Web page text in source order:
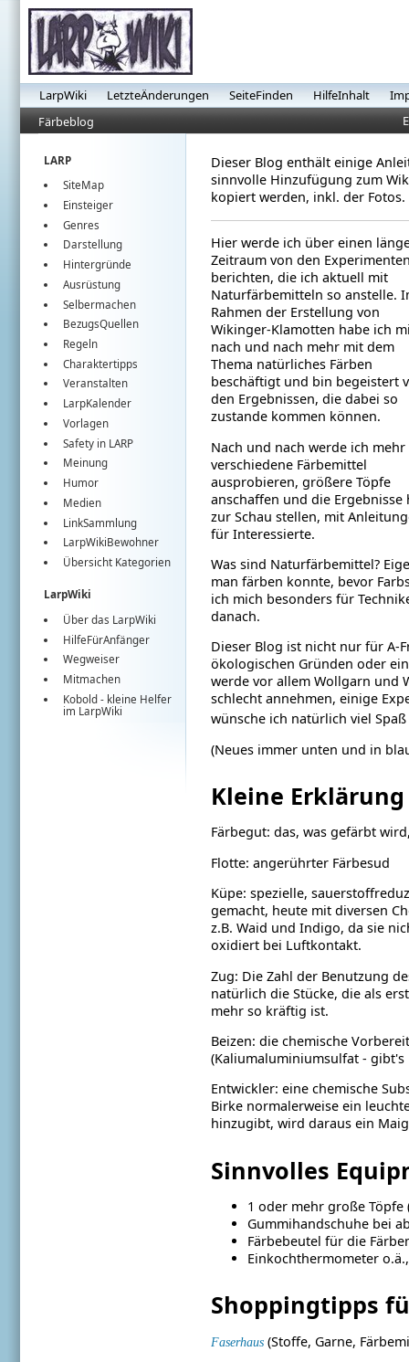
LarpWiki LetzteÄnderungen SeiteFinden HilfeInhalt
Färbeblog
LARP
SiteMap
Einsteiger
Genres
Darstellung
Hintergründe
Ausrüstung
Selbermachen
BezugsQuellen
Regeln
Charaktertipps
Veranstalten
LarpKalender
Vorlagen
Safety in LARP
Meinung
Humor
Medien
LinkSammlung
LarpWikiBewohner
Übersicht Kategorien
LarpWiki
Über das LarpWiki
HilfeFürAnfänger
Wegweiser
Mitmachen
Kobold - kleine Helfer
im LarpWiki
Dieser Blog enthält einige
sinnvolle Hinzufügung zum
kopiert werden, inkl. der Fotos.
Hier werde ich über einen
Zeitraum von den
berichten, die ich aktuell mit
Naturfärbemitteln so anstelle.
Rahmen der Erstellung von
Wikinger-Klamotten habe ich
nach und nach mehr mit dem
Thema natürliches Färben
beschäftigt und bin begeistert
den Ergebnissen, die dabei so
zustande kommen können.
Nach und nach werde ich
verschiedene Färbemittel
ausprobieren, größere Töpfe
anschaffen und die Ergebnisse
zur Schau stellen, mit
für Interessierte.
Was sind Naturfärbemittel?
man färben konnte, bevor
ich mich besonders für
danach.
Dieser Blog ist nicht nur für A-
ökologischen Gründen oder
werde vor allem Wollgarn und
schlecht annehmen, einige
wünsche ich natürlich viel
(Neues immer unten und in
Kleine
Färbegut: das, was gefärbt
Flotte: angerührter Färbesud
Küpe: spezielle,
gemacht, heute mit diversen
z.B. Waid und Indigo, da sie
oxidiert bei Luftkontakt.
Zug: Die Zahl der Benutzung
natürlich die Stücke, die als
mehr so kräftig ist.
Beizen: die chemische
(Kaliumaluminiumsulfat -
Entwickler: eine chemische
Birke normalerweise ein
hinzugibt, wird daraus ein
Sinnvolles
1 oder mehr große Töpfe
Gummihandschuhe bei
Färbebeutel für die
Einkochthermometer
Shoppingtipps
Faserhaus(Stoffe, Garne,